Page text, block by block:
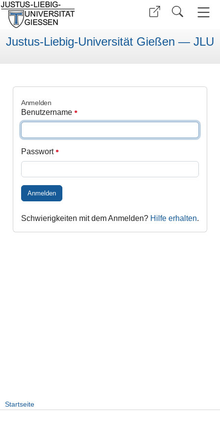
Justus-Liebig-Universität Gießen — JLU
Anmelden
Benutzername
Passwort
Anmelden
Schwierigkeiten mit dem Anmelden? Hilfe erhalten.
Startseite